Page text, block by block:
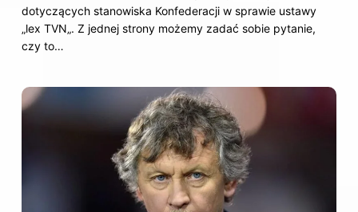
dotyczących stanowiska Konfederacji w sprawie ustawy
„lex TVN„. Z jednej strony możemy zadać sobie pytanie,
czy to…